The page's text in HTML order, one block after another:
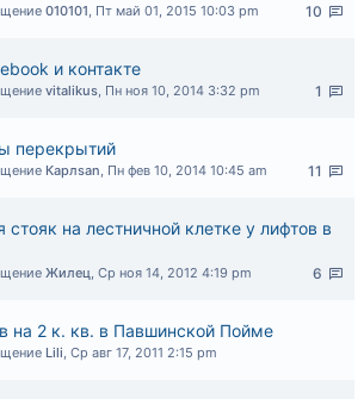
10
010101, Пт май 01, 2015 10:03 pm
и контакте
1
vitalikus, Пн ноя 10, 2014 3:32 pm
перекрытий
11
Карлsan, Пн фев 10, 2014 10:45 am
стояк на лестничной клетке у лифтов в
6
Жилец, Ср ноя 14, 2012 4:19 pm
на 2 к. кв. в Павшинской Пойме
Lili, Ср авг 17, 2011 2:15 pm